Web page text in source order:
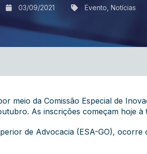
03/09/2021 Evento Notícias
meio da Comissão Especial de
As inscrições começam hoje à
de Advocacia (ESA-GO),